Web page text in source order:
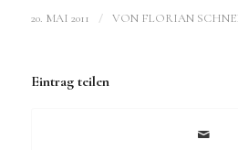
20. MAI 2011 / VON FLORIAN
Eintrag teilen